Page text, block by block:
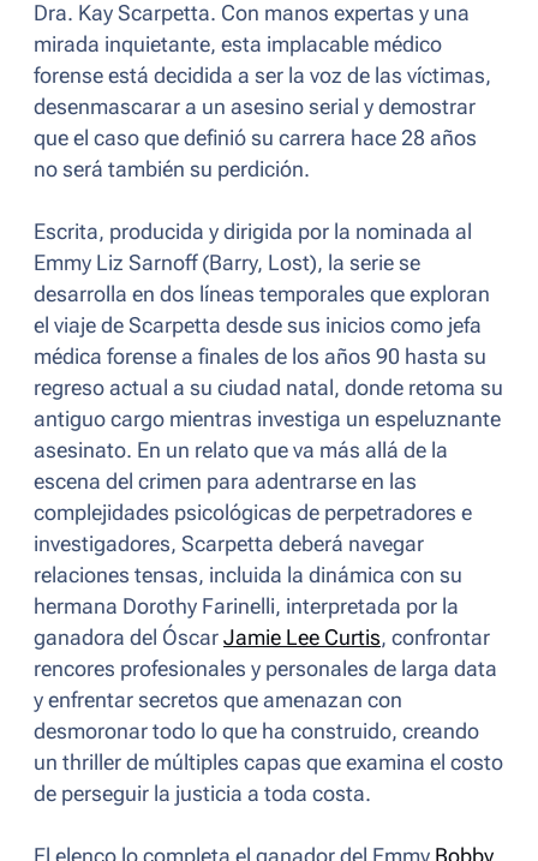
Dra. Kay Scarpetta. Con manos expertas y una
mirada inquietante, esta implacable médico
forense está decidida a ser la voz de las víctimas,
desenmascarar a un asesino serial y demostrar
que el caso que definió su carrera hace 28 años
no será también su perdición.
Escrita, producida y dirigida por la nominada al
Emmy Liz Sarnoff (Barry, Lost), la serie se
desarrolla en dos líneas temporales que exploran
el viaje de Scarpetta desde sus inicios como jefa
médica forense a finales de los años 90 hasta su
regreso actual a su ciudad natal, donde retoma su
antiguo cargo mientras investiga un espeluznante
asesinato. En un relato que va más allá de la
escena del crimen para adentrarse en las
complejidades psicológicas de perpetradores e
investigadores, Scarpetta deberá navegar
relaciones tensas, incluida la dinámica con su
hermana Dorothy Farinelli, interpretada por la
ganadora del Óscar Jamie Lee Curtis, confrontar
rencores profesionales y personales de larga data
y enfrentar secretos que amenazan con
desmoronar todo lo que ha construido, creando
un thriller de múltiples capas que examina el costo
de perseguir la justicia a toda costa.